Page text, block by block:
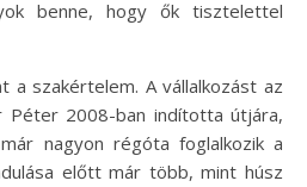
benne, hogy ők tisztelettel
a szakértelem. A vállalkozást az
Péter 2008-ban indította útjára,
nagyon régóta foglalkozik a
előtt már több, mint húsz